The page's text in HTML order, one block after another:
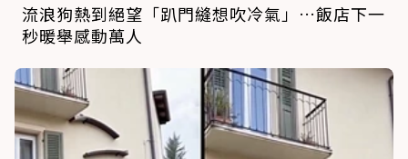
流浪狗熱到絕望「趴門縫想吹冷氣」…飯店下一
秒暖舉感動萬人